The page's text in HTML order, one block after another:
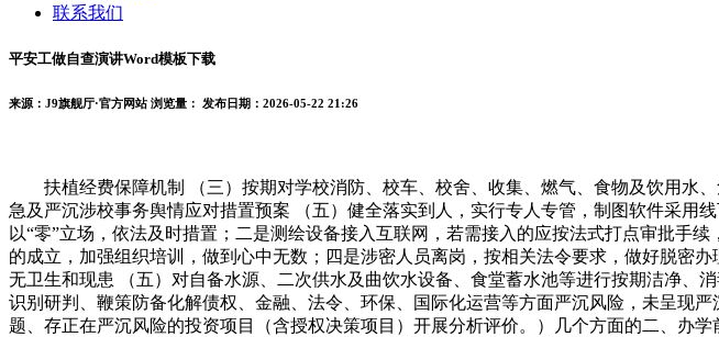
联系我们
平安工做自查演讲Word模板下载
来源：J9旗舰厅·官方网站 浏览量： 发布日期：2026-05-22 21:26
扶植经费保障机制 （三）按期对学校消防、校车、校舍、收集、燃气、食物及饮用水
急及严沉涉校事务舆情应对措置预案 （五）健全落实到人，实行专人专管，制图软件采
以“零”立场，依法及时措置；二是测绘设备接入互联网，若需接入的应按法式打点审批手
的成立，加强组织培训，做到心中无数；四是涉密人员离岗，按相关法令要求，做好脱密
无卫生和现患 （五）对自备水源、二次供水及曲饮水设备、食堂蓄水池等进行按期洁净、
识别研判、鞭策防备化解债权、金融、法令、环保、国际化运营等方面严沉风险，未呈现
题、存正在严沉风险的投资项目（含授权决策项目）开展分析评价。）几个方面的二、办